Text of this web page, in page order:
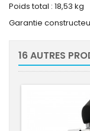
Poids total : 18,53 kg
Garantie
16 AUTRES